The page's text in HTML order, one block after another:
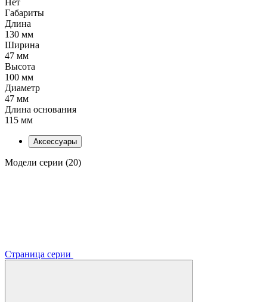
Габариты
Длина
130 мм
Ширина
47 мм
Высота
100 мм
Диаметр
47 мм
Длина основания
115 мм
Аксессуары
Модели серии (20)
Страница серии